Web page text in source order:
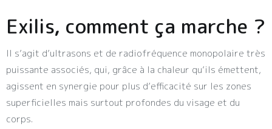
Exilis, comment ça marche ?
Il s’agit d’ultrasons et de radiofréquence monopolaire très
puissante associés, qui, grâce à la chaleur qu’ils émettent,
agissent en synergie pour plus d’efficacité sur les zones
superficielles mais surtout profondes du visage et du
corps.